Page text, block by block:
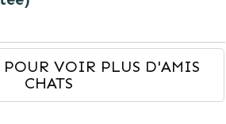
VOIR PLUS D'AMIS
CHATS